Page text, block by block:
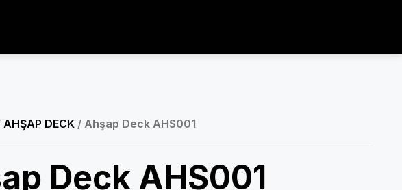
AHŞAP DECK / Ahşap Deck AHS001
Deck AHS001